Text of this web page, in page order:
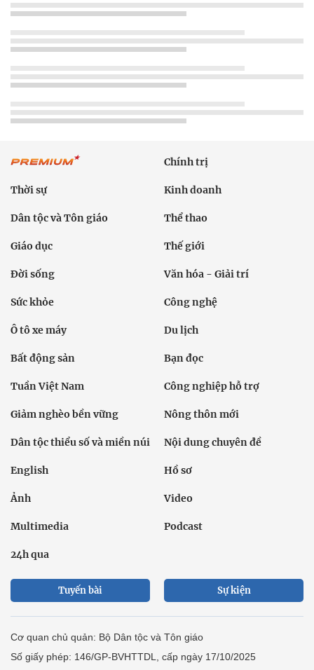
Chính trị
Thời sự Kinh doanh
Dân tộc và Tôn giáo Thể thao
Giáo dục Thế giới
Đời sống Văn hóa - Giải trí
Sức khỏe Công nghệ
Ô tô xe máy Du lịch
Bất động sản Bạn đọc
Tuần Việt Nam Công nghiệp hỗ trợ
Giảm nghèo bền vững Nông thôn mới
Dân tộc thiểu số và miền núi Nội dung chuyên đề
English Hồ sơ
Ảnh Video
Multimedia Podcast
24h qua
Tuyến bài Sự kiện
Cơ quan chủ quản: Bộ Dân tộc và Tôn giáo
Số giấy phép: 146/GP-BVHTTDL, cấp ngày 17/10/2025